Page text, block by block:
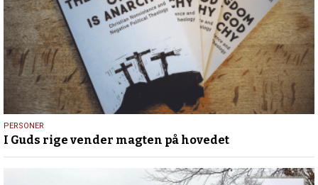
27.
april
2026
PERSONER
I Guds rige vender magten på hovedet